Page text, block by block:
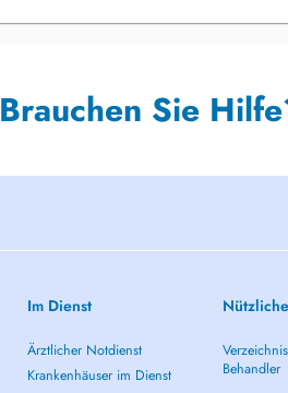
Brauchen Sie
Im Dienst
Ärztlicher Notdienst
Krankenhäuser im Dienst
Behandler